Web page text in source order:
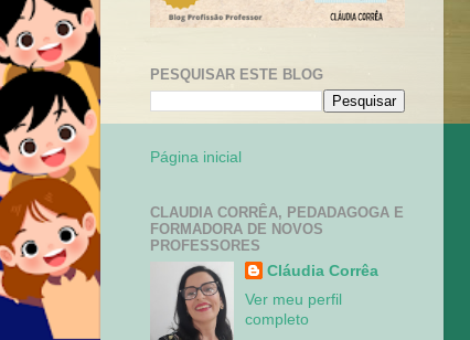
PESQUISAR ESTE BLOG
Página inicial
CLAUDIA CORRÊA, PEDADAGOGA E
FORMADORA DE NOVOS
PROFESSORES
Cláudia Corrêa
Ver meu perfil
completo